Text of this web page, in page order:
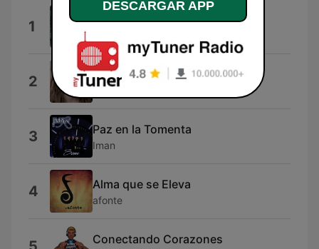
1 En Cada Paso
2 Que te quiten
La Jeanne
3 Paz en la Tomenta
Iman
4 Alma que se Eleva
afonte
Conectando Corazones
DESCARGAR APP